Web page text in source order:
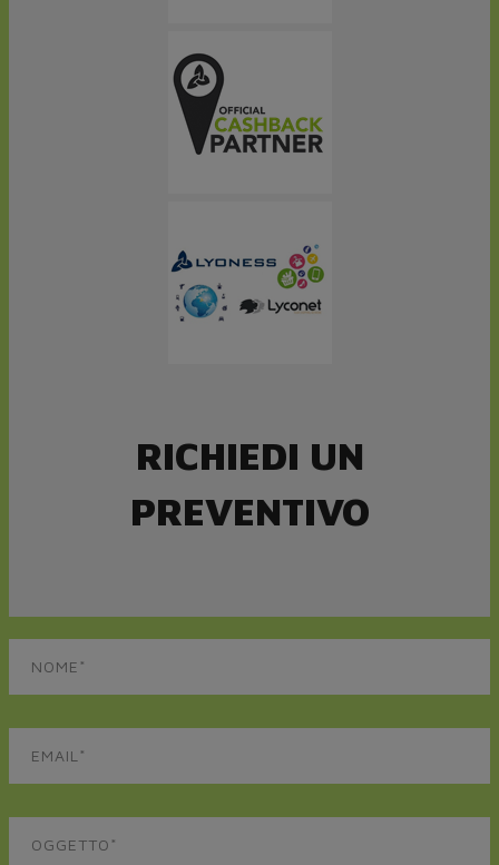
RICHIEDI UN
PREVENTIVO